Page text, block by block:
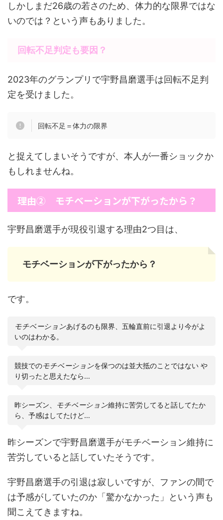
しかしまだ26歳の若さのため、体力的な限界ではな
いのでは？という声もありました。
回転不足判定も要因？
2023年のグランプリで宇野昌磨選手は回転不足判
定を受けました。
回転不足＝体力の限界
と捉えてしまいそうですが、本人が一番ショックか
もしれませんね。
理由② モチベーションが下がったから？
宇野昌磨選手が現役引退する理由2つ目は、
モチベーションが下がったから？
です。
モチベーションあげるのも限界、五輪直前に引退より今がよ
いのはわかる。
競技でのモチベーションを保つのは並大抵のことではない や
り切ったと思えたなら…
昨シーズン、 モチベーション維持に苦労してると話してたか
ら、予感はしてたけど…
昨シーズンで宇野昌磨選手がモチベーション維持に
苦労していると話していたそうです。
宇野昌磨選手の引退は寂しいですが、ファンの間で
は予感がしていたのか「驚かなかった」という声も
聞こえてきますね。